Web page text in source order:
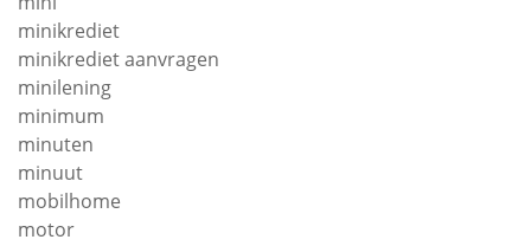
minikrediet
minikrediet aanvragen
minilening
minimum
minuten
minuut
mobilhome
motor